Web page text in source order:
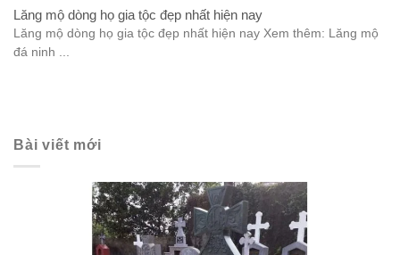
Lăng mộ dòng họ gia tộc đẹp nhất hiện nay
Lăng mộ dòng họ gia tộc đẹp nhất hiện nay Xem thêm: Lăng mộ
đá ninh ...
Bài viết mới